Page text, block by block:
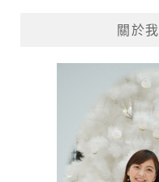
關於我